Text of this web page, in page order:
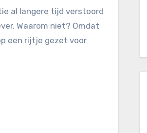
al langere tijd verstoord
Waarom niet? Omdat
een rijtje gezet voor